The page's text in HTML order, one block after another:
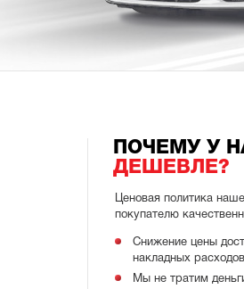
ПОЧЕМУ У
ДЕШЕВЛЕ?
Ценовая политика
покупателю
Снижение цены
накладных
Мы не тратим